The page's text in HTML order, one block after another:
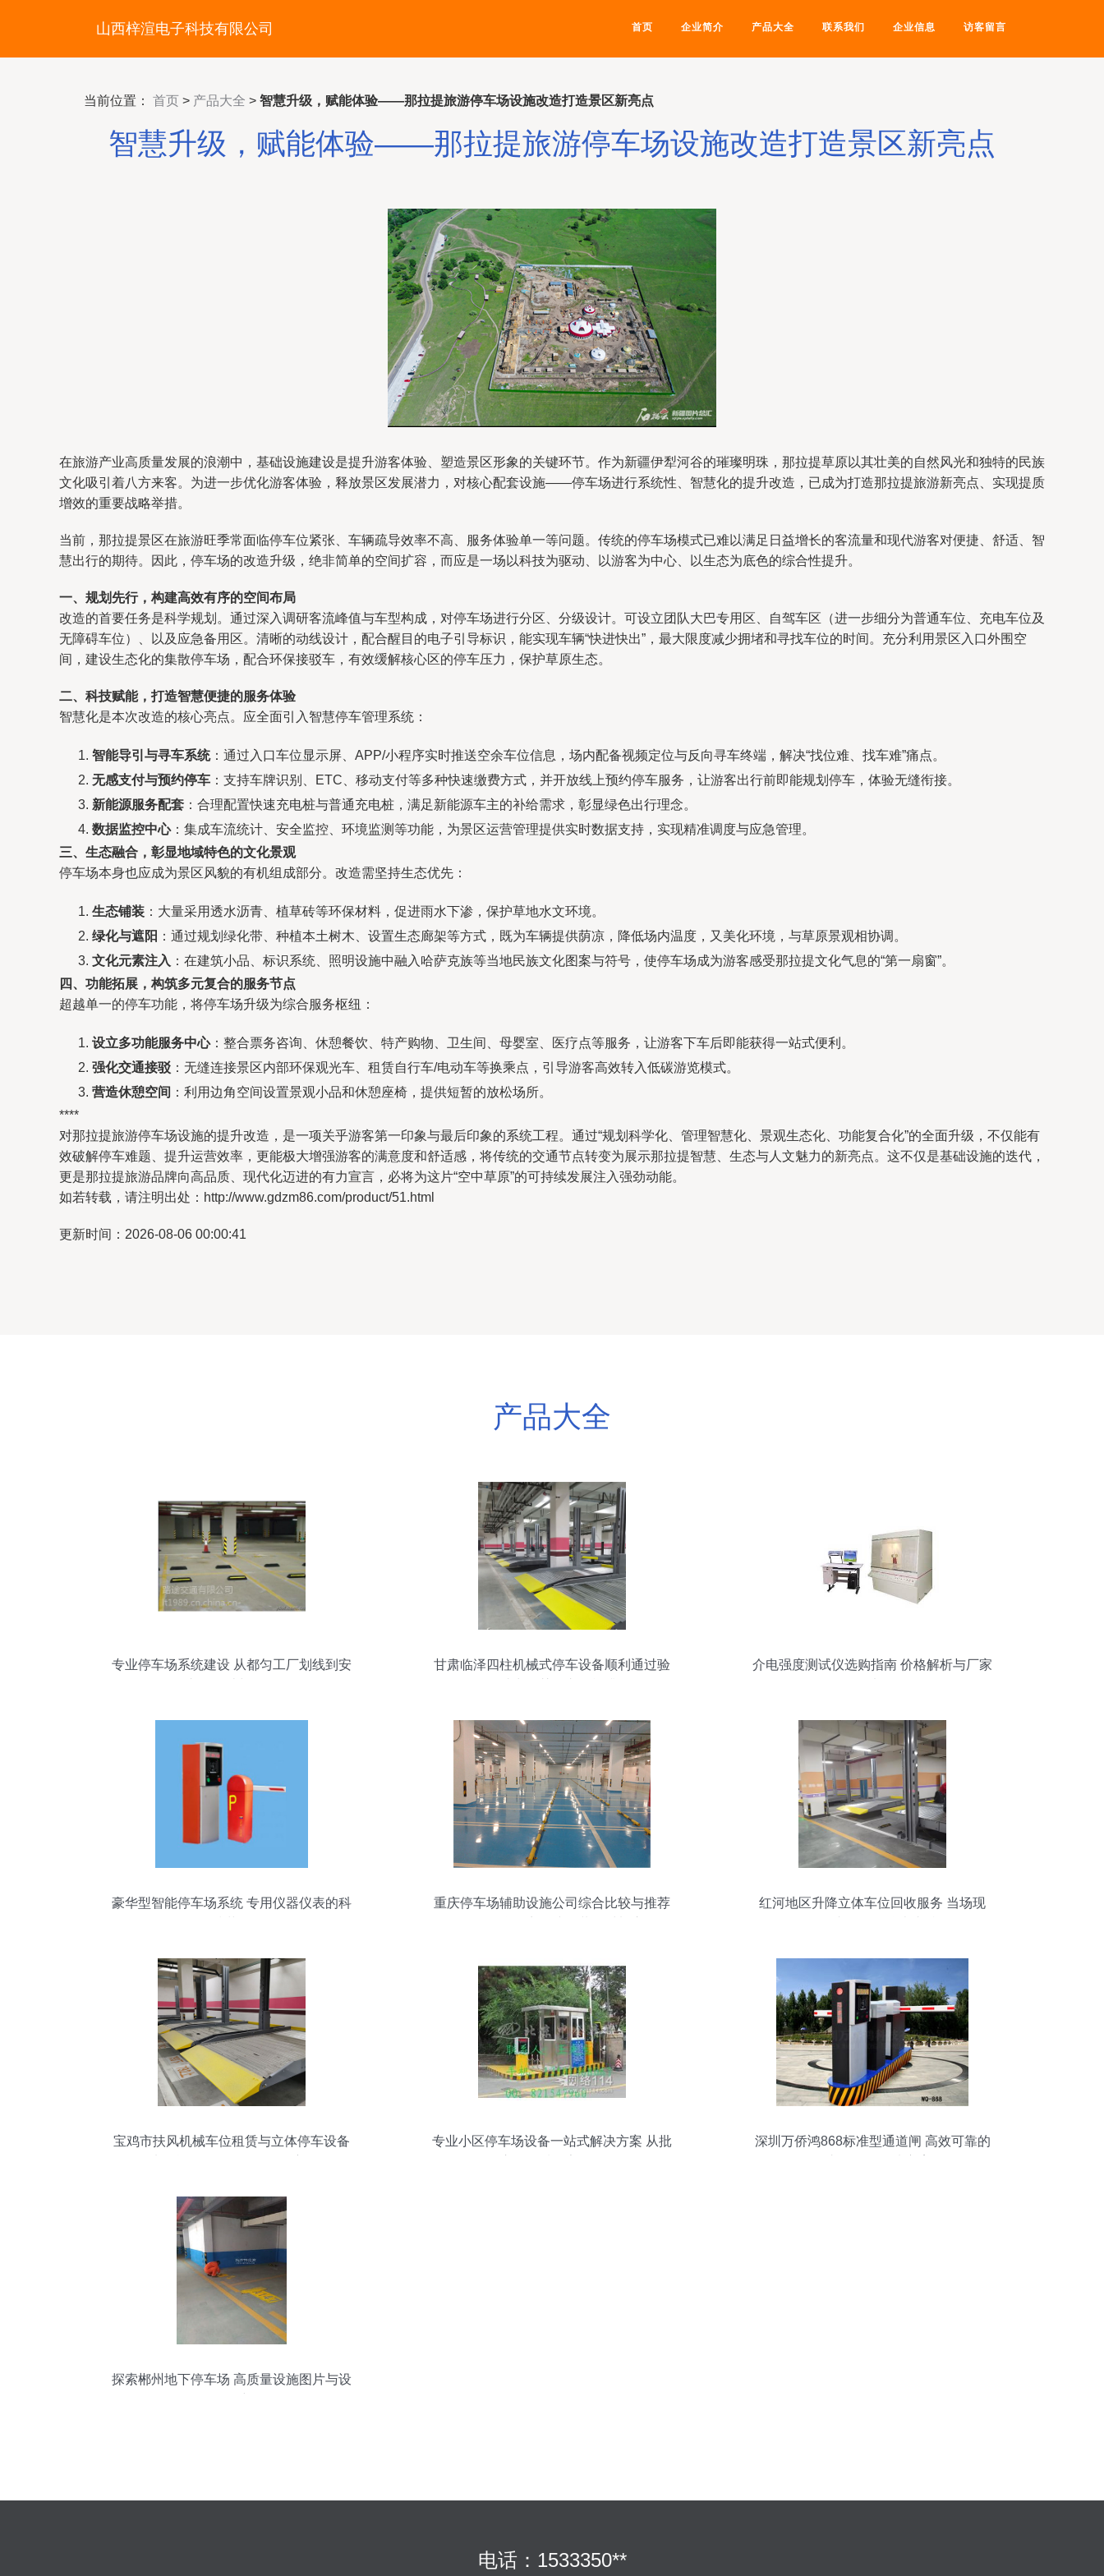
山西梓渲电子科技有限公司 首页 企业简介 产品大全 联系我们 企业信息 访客留言
当前位置： 首页 > 产品大全 > 智慧升级，赋能体验——那拉提旅游停车场设施改造打造景区新亮点
智慧升级，赋能体验——那拉提旅游停车场设施改造打造景区新亮点
在旅游产业高质量发展的浪潮中，基础设施建设是提升游客体验、塑造景区形象的关键环节。作为新疆伊犁河谷的璀璨明珠，那拉提草原以其壮美的自然风光和独特的民族
文化吸引着八方来客。为进一步优化游客体验，释放景区发展潜力，对核心配套设施——停车场进行系统性、智慧化的提升改造，已成为打造那拉提旅游新亮点、实现提质
增效的重要战略举措。
当前，那拉提景区在旅游旺季常面临停车位紧张、车辆疏导效率不高、服务体验单一等问题。传统的停车场模式已难以满足日益增长的客流量和现代游客对便捷、舒适、智
慧出行的期待。因此，停车场的改造升级，绝非简单的空间扩容，而应是一场以科技为驱动、以游客为中心、以生态为底色的综合性提升。
一、规划先行，构建高效有序的空间布局
改造的首要任务是科学规划。通过深入调研客流峰值与车型构成，对停车场进行分区、分级设计。可设立团队大巴专用区、自驾车区（进一步细分为普通车位、充电车位及
无障碍车位）、以及应急备用区。清晰的动线设计，配合醒目的电子引导标识，能实现车辆“快进快出”，最大限度减少拥堵和寻找车位的时间。充分利用景区入口外围空
间，建设生态化的集散停车场，配合环保接驳车，有效缓解核心区的停车压力，保护草原生态。
二、科技赋能，打造智慧便捷的服务体验
智慧化是本次改造的核心亮点。应全面引入智慧停车管理系统：
智能导引与寻车系统：通过入口车位显示屏、APP/小程序实时推送空余车位信息，场内配备视频定位与反向寻车终端，解决“找位难、找车难”痛点。
无感支付与预约停车 ：支持车牌识别、ETC、移动支付等多种快速缴费方式，并开放线上预约停车服务，让游客出行前即能规划停车，体验无缝衔接。
新能源服务配套 ：合理配置快速充电桩与普通充电桩，满足新能源车主的补给需求，彰显绿色出行理念。
数据监控中心：集成车流统计、安全监控、环境监测等功能，为景区运营管理提供实时数据支持，实现精准调度与应急管理。
三、生态融合，彰显地域特色的文化景观
停车场本身也应成为景区风貌的有机组成部分。改造需坚持生态优先：
生态铺装 ：大量采用透水沥青、植草砖等环保材料，促进雨水下渗，保护草地水文环境。
绿化与遮阳 ：通过规划绿化带、种植本土树木、设置生态廊架等方式，既为车辆提供荫凉，降低场内温度，又美化环境，与草原景观相协调。
文化元素注入 ：在建筑小品、标识系统、照明设施中融入哈萨克族等当地民族文化图案与符号，使停车场成为游客感受那拉提文化气息的“第一扇窗”。
四、功能拓展，构筑多元复合的服务节点
超越单一的停车功能，将停车场升级为综合服务枢纽：
设立多功能服务中心：整合票务咨询、休憩餐饮、特产购物、卫生间、母婴室、医疗点等服务，让游客下车后即能获得一站式便利。
强化交通接驳 ：无缝连接景区内部环保观光车、租赁自行车/电动车等换乘点，引导游客高效转入低碳游览模式。
营造休憩空间 ：利用边角空间设置景观小品和休憩座椅，提供短暂的放松场所。
****
对那拉提旅游停车场设施的提升改造，是一项关乎游客第一印象与最后印象的系统工程。通过“规划科学化、管理智慧化、景观生态化、功能复合化”的全面升级，不仅能有
效破解停车难题、提升运营效率，更能极大增强游客的满意度和舒适感，将传统的交通节点转变为展示那拉提智慧、生态与人文魅力的新亮点。这不仅是基础设施的迭代，
更是那拉提旅游品牌向高品质、现代化迈进的有力宣言，必将为这片“空中草原”的可持续发展注入强劲动能。
如若转载，请注明出处：http://www.gdzm86.com/product/51.html
更新时间：2026-08-06 00:00:41
产品大全
专业停车场系统建设 从都匀工厂划线到安
甘肃临泽四柱机械式停车设备顺利通过验
介电强度测试仪选购指南 价格解析与厂家
豪华型智能停车场系统 专用仪器仪表的科
重庆停车场辅助设施公司综合比较与推荐
红河地区升降立体车位回收服务 当场现
宝鸡市扶风机械车位租赁与立体停车设备
专业小区停车场设备一站式解决方案 从批
深圳万侨鸿868标准型通道闸 高效可靠的
探索郴州地下停车场 高质量设施图片与设
电话：1533350**